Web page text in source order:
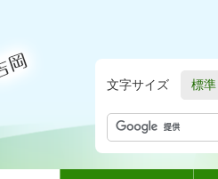
文字サイズ 標準